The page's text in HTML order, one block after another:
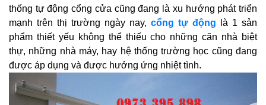
thống tự động cổng cửa cũng đang là xu hướng phát triển
mạnh trên thị trường ngày nay, cổng tự động là 1 sản
phẩm thiết yếu không thể thiếu cho những căn nhà biệt
thự, những nhà máy, hay hệ thống trường học cũng đang
được áp dụng và được hưởng ứng nhiệt tình.